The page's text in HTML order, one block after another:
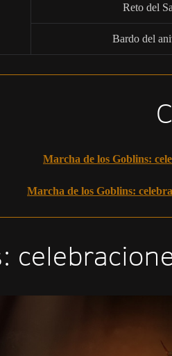
Reto del
Bardo del
Marcha de los Goblins:
Marcha de los Goblins: